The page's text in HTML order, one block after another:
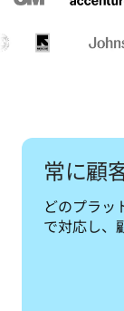
常に顧
どのプラッ
で対応し、